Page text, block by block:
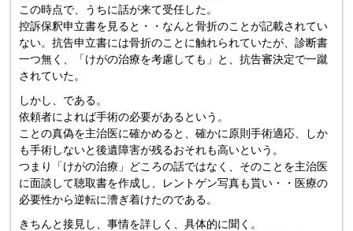
この時点で、うちに話が来て受任した。
控訴保釈申立書を見ると・・なんと骨折のことが記載されてい
ない。抗告申立書には骨折のことに触れられていたが、診断書
一つ無く、「けがの治療を考慮しても」と、抗告審決定で一蹴
されていた。
しかし、である。
依頼者によれば手術の必要があるという。
ことの真偽を主治医に確かめると、確かに原則手術適応、しか
も手術しないと後遺障害が残るおそれも高いという。
つまり「けがの治療」どころの話ではなく、そのことを主治医
に面談して聴取書を作成し、レントゲン写真も貰い・・医療の
必要性から逆転に漕ぎ着けたのである。
きちんと接見し、事情を詳しく、具体的に聞く。